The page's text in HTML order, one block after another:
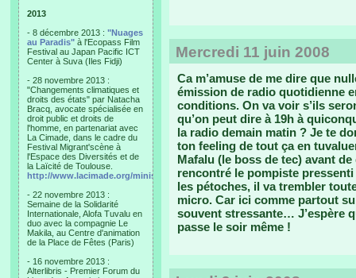
2013
- 8 décembre 2013 : "Nuages
au Paradis" à l'Ecopass Film
Festival au Japan Pacific ICT
Center à Suva (Iles Fidji)
- 28 novembre 2013 :
"Changements climatiques et
droits des états" par Natacha
Bracq, avocate spécialisée en
droit public et droits de
l'homme, en partenariat avec
La Cimade, dans le cadre du
Festival Migrant'scène à
l'Espace des Diversités et de
la Laïcité de Toulouse.
http://www.lacimade.org/minisites/migrantscene
- 22 novembre 2013 :
Semaine de la Solidarité
Internationale, Alofa Tuvalu en
duo avec la compagnie Le
Makila, au Centre d'animation
de la Place de Fêtes (Paris)
- 16 novembre 2013 :
Alterlibris - Premier Forum du
Mercredi 11 juin 2008
Ca m’amuse de me dire que
émission de radio quotidienne
conditions. On va voir s’ils
qu’on peut dire à 19h à
la radio demain matin ? Je te
ton feeling de tout ça en
Mafalu (le boss de tec) avant
rencontré le pompiste
les pétoches, il va trembler
micro. Car ici comme partout
souvent stressante… J’espère
passe le soir même !